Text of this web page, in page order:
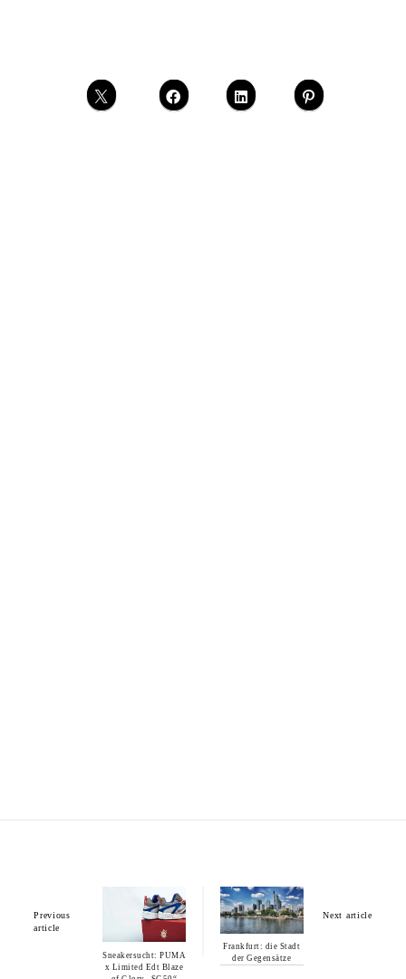
Previous
article
Sneakersucht: PUMA
x Limited Edt Blaze
Next article
Frankfurt: die Stadt
der Gegensätze